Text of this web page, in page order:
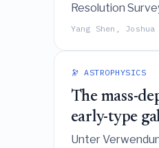
Resolution
einer als
Yang Shen,
🔭 ASTROPHYSICS
The mass-
early-type
Unter